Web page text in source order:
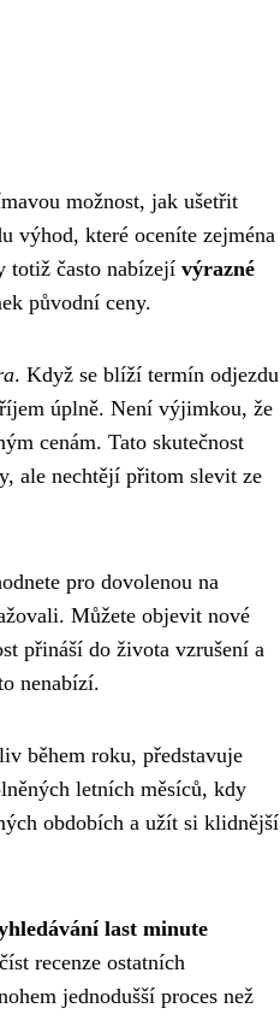
možnost, jak ušetřit
výhod, které oceníte zejména
totiž často nabízejí výrazné
původní ceny.
. Když se blíží termín odjezdu
úplně. Není výjimkou, že
cenám. Tato skutečnost
ale nechtějí přitom slevit ze
pro dovolenou na
Můžete objevit nové
přináší do života vzrušení a
nenabízí.
během roku, představuje
letních měsíců, kdy
obdobích a užít si klidnější
last minute
recenze ostatních
jednodušší proces než